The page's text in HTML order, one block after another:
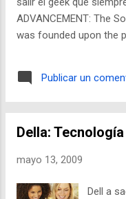
ADVANCEMENT: The
was founded upon the
possibility as well as
responsibility is to be
help others realize
Publicar un
Della:
mayo 13, 2009
Dell a